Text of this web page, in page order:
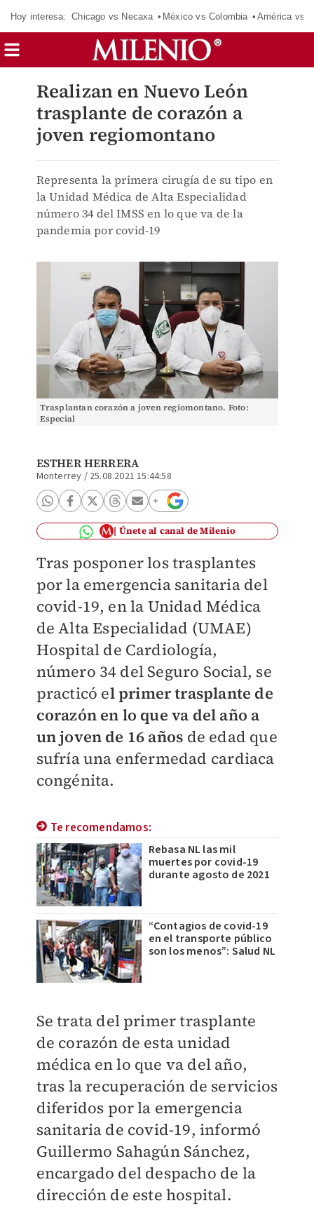
Hoy interesa: Chicago vs Necaxa México vs Colombia América vs
Realizan en Nuevo León
trasplante de corazón a
joven regiomontano
Representa la primera cirugía de su tipo en
la Unidad Médica de Alta Especialidad
número 34 del IMSS en lo que va de la
pandemia por covid-19
Trasplantan corazón a joven regiomontano. Foto:
Especial
ESTHER HERRERA
Monterrey / 25.08.2021 15:44:58
Únete al canal de Milenio
Tras posponer los trasplantes
por la emergencia sanitaria del
covid-19, en la Unidad Médica
de Alta Especialidad (UMAE)
Hospital de Cardiología,
número 34 del Seguro Social, se
practicó el primer trasplante de
corazón en lo que va del año a
un joven de 16 años de edad que
sufría una enfermedad cardiaca
congénita.
Te recomendamos:
Rebasa NL las mil
muertes por covid-19
durante agosto de 2021
“Contagios de covid-19
en el transporte público
son los menos”: Salud NL
Se trata del primer trasplante
de corazón de esta unidad
médica en lo que va del año,
tras la recuperación de servicios
diferidos por la emergencia
sanitaria de covid-19, informó
Guillermo Sahagún Sánchez,
encargado del despacho de la
dirección de este hospital.